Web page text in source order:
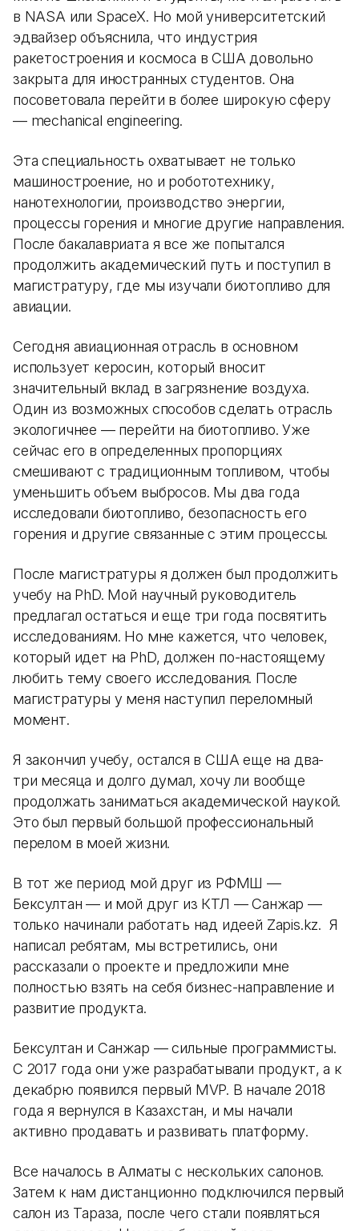
в NASA или SpaceX. Но мой университетский
эдвайзер объяснила, что индустрия
ракетостроения и космоса в США довольно
закрыта для иностранных студентов. Она
посоветовала перейти в более широкую сферу
— mechanical engineering.
Эта специальность охватывает не только
машиностроение, но и робототехнику,
нанотехнологии, производство энергии,
процессы горения и многие другие направления.
После бакалавриата я все же попытался
продолжить академический путь и поступил в
магистратуру, где мы изучали биотопливо для
авиации.
Сегодня авиационная отрасль в основном
использует керосин, который вносит
значительный вклад в загрязнение воздуха.
Один из возможных способов сделать отрасль
экологичнее — перейти на биотопливо. Уже
сейчас его в определенных пропорциях
смешивают с традиционным топливом, чтобы
уменьшить объем выбросов. Мы два года
исследовали биотопливо, безопасность его
горения и другие связанные с этим процессы.
После магистратуры я должен был продолжить
учебу на PhD. Мой научный руководитель
предлагал остаться и еще три года посвятить
исследованиям. Но мне кажется, что человек,
который идет на PhD, должен по-настоящему
любить тему своего исследования. После
магистратуры у меня наступил переломный
момент.
Я закончил учебу, остался в США еще на два-
три месяца и долго думал, хочу ли вообще
продолжать заниматься академической наукой.
Это был первый большой профессиональный
перелом в моей жизни.
В тот же период мой друг из РФМШ —
Бексултан — и мой друг из КТЛ — Санжар —
только начинали работать над идеей Zapis.kz. Я
написал ребятам, мы встретились, они
рассказали о проекте и предложили мне
полностью взять на себя бизнес-направление и
развитие продукта.
Бексултан и Санжар — сильные программисты.
С 2017 года они уже разрабатывали продукт, а к
декабрю появился первый MVP. В начале 2018
года я вернулся в Казахстан, и мы начали
активно продавать и развивать платформу.
Все началось в Алматы с нескольких салонов.
Затем к нам дистанционно подключился первый
салон из Тараза, после чего стали появляться